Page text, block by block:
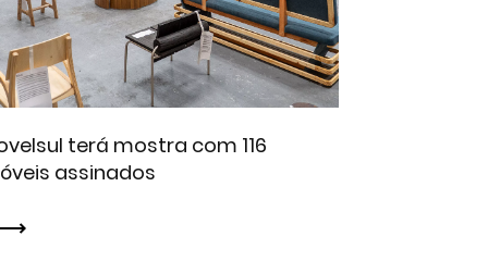
terá mostra com 116
assinados